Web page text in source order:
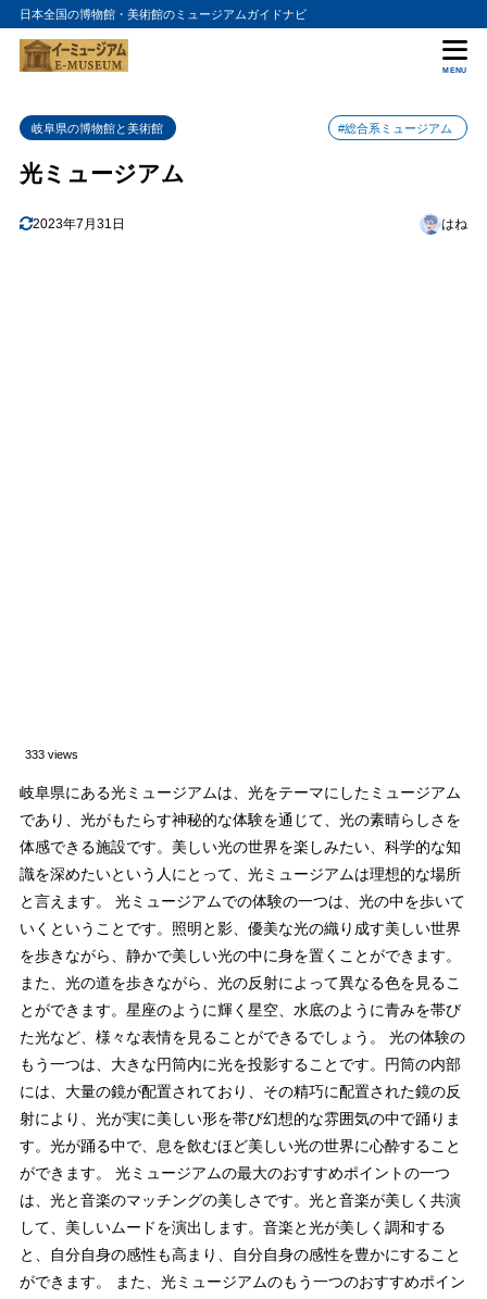
日本全国の博物館・美術館のミュージアムガイドナビ
MENU
岐阜県の博物館と美術館 #総合系ミュージアム
光ミュージアム
2023年7月31日 はね
333 views
岐阜県にある光ミュージアムは、光をテーマにしたミュージアム
であり、光がもたらす神秘的な体験を通じて、光の素晴らしさを
体感できる施設です。美しい光の世界を楽しみたい、科学的な知
識を深めたいという人にとって、光ミュージアムは理想的な場所
と言えます。 光ミュージアムでの体験の一つは、光の中を歩いて
いくということです。照明と影、優美な光の織り成す美しい世界
を歩きながら、静かで美しい光の中に身を置くことができます。
また、光の道を歩きながら、光の反射によって異なる色を見るこ
とができます。星座のように輝く星空、水底のように青みを帯び
た光など、様々な表情を見ることができるでしょう。 光の体験の
もう一つは、大きな円筒内に光を投影することです。円筒の内部
には、大量の鏡が配置されており、その精巧に配置された鏡の反
射により、光が実に美しい形を帯び幻想的な雰囲気の中で踊りま
す。光が踊る中で、息を飲むほど美しい光の世界に心酔すること
ができます。 光ミュージアムの最大のおすすめポイントの一つ
は、光と音楽のマッチングの美しさです。光と音楽が美しく共演
して、美しいムードを演出します。音楽と光が美しく調和する
と、自分自身の感性も高まり、自分自身の感性を豊かにすること
ができます。 また、光ミュージアムのもう一つのおすすめポイン
目次
1 光ミュージアムの入館料金